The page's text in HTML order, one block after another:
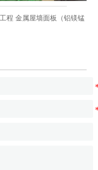
程 金属屋墙面板（铝镁锰